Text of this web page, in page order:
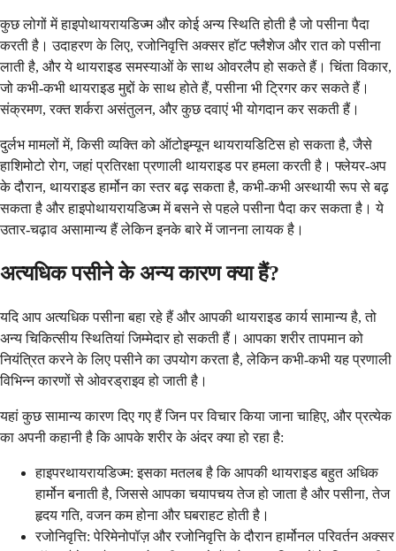
कुछ लोगों में हाइपोथायरायडिज्म और कोई अन्य स्थिति होती है जो पसीना पैदा
करती है। उदाहरण के लिए, रजोनिवृत्ति अक्सर हॉट फ्लैशेज और रात को पसीना
लाती है, और ये थायराइड समस्याओं के साथ ओवरलैप हो सकते हैं। चिंता विकार,
जो कभी-कभी थायराइड मुद्दों के साथ होते हैं, पसीना भी ट्रिगर कर सकते हैं।
संक्रमण, रक्त शर्करा असंतुलन, और कुछ दवाएं भी योगदान कर सकती हैं।
दुर्लभ मामलों में, किसी व्यक्ति को ऑटोइम्यून थायरायडिटिस हो सकता है, जैसे
हाशिमोटो रोग, जहां प्रतिरक्षा प्रणाली थायराइड पर हमला करती है। फ्लेयर-अप
के दौरान, थायराइड हार्मोन का स्तर बढ़ सकता है, कभी-कभी अस्थायी रूप से बढ़
सकता है और हाइपोथायरायडिज्म में बसने से पहले पसीना पैदा कर सकता है। ये
उतार-चढ़ाव असामान्य हैं लेकिन इनके बारे में जानना लायक है।
अत्यधिक पसीने के अन्य कारण क्या हैं?
यदि आप अत्यधिक पसीना बहा रहे हैं और आपकी थायराइड कार्य सामान्य है, तो
अन्य चिकित्सीय स्थितियां जिम्मेदार हो सकती हैं। आपका शरीर तापमान को
नियंत्रित करने के लिए पसीने का उपयोग करता है, लेकिन कभी-कभी यह प्रणाली
विभिन्न कारणों से ओवरड्राइव हो जाती है।
यहां कुछ सामान्य कारण दिए गए हैं जिन पर विचार किया जाना चाहिए, और प्रत्येक
का अपनी कहानी है कि आपके शरीर के अंदर क्या हो रहा है:
हाइपरथायरायडिज्म: इसका मतलब है कि आपकी थायराइड बहुत अधिक
हार्मोन बनाती है, जिससे आपका चयापचय तेज हो जाता है और पसीना, तेज
हृदय गति, वजन कम होना और घबराहट होती है।
रजोनिवृत्ति: पेरिमेनोपॉज़ और रजोनिवृत्ति के दौरान हार्मोनल परिवर्तन अक्सर